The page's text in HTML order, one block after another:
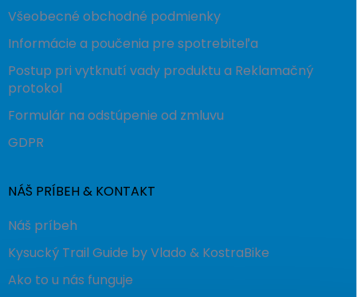
Všeobecné obchodné podmienky
Informácie a poučenia pre spotrebiteľa
Postup pri vytknutí vady produktu a Reklamačný
protokol
Formulár na odstúpenie od zmluvu
GDPR
NÁŠ PRÍBEH & KONTAKT
Náš príbeh
Kysucký Trail Guide by Vlado & KostraBike
Ako to u nás funguje